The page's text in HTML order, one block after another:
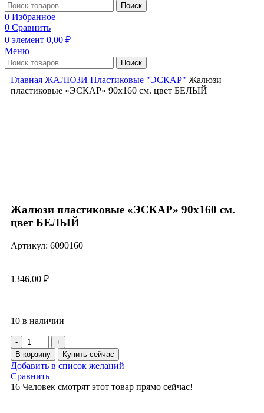
Поиск
0 Избранное
0 Сравнить
0 элемент 0,00 ₽
Меню
Поиск
Главная ЖАЛЮЗИ Пластиковые "ЭСКАР" Жалюзи
пластиковые «ЭСКАР» 90х160 см. цвет БЕЛЫЙ
Жалюзи пластиковые «ЭСКАР» 90х160 см.
цвет БЕЛЫЙ
Артикул: 6090160
1346,00 ₽
10 в наличии
В корзину Купить сейчас
Добавить в список желаний
Сравнить
16 Человек смотрят этот товар прямо сейчас!